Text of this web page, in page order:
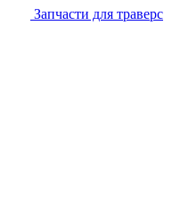
Запчасти для траверс